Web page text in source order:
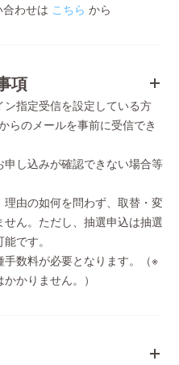
わせは こちら から
項
指定受信を設定している方
らのメールを事前に受信でき
し込みが確認できない場合等
由の如何を問わず、取替・変
ん。ただし、抽選申込は抽選
です。
数料が必要となります。（※
かりません。）